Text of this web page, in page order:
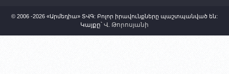
© 2006 -2026 «Արմեդիա» ՏՎԳ: Բոլոր իրավունքները պաշտպանված են:
Կայքը՝ Վ. Թորոսյանի